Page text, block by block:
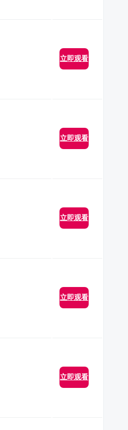
立即观看
立即观看
立即观看
立即观看
立即观看